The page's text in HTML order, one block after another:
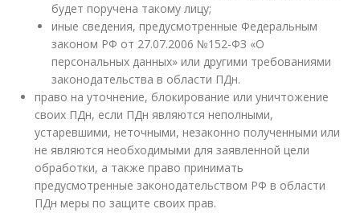
будет поручена такому лицу;
иные сведения, предусмотренные Федеральным
законом РФ от 27.07.2006 №152-ФЗ «О
персональных данных» или другими требованиями
законодательства в области ПДн.
право на уточнение, блокирование или уничтожение
своих ПДн, если ПДн являются неполными,
устаревшими, неточными, незаконно полученными или
не являются необходимыми для заявленной цели
обработки, а также право принимать
предусмотренные законодательством РФ в области
ПДн меры по защите своих прав.